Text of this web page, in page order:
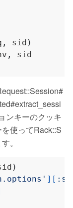
, sid )
,
ンキーのクッキ
使ってRack::S
。
)
][